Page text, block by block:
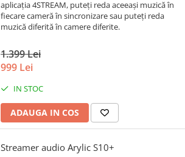
aplicația 4STREAM, puteți reda aceeași muzică în
fiecare cameră în sincronizare sau puteți reda
muzică diferită în camere diferite.
1.399 Lei
999 Lei
IN STOC
ADAUGA IN COS
Streamer audio Arylic S10+